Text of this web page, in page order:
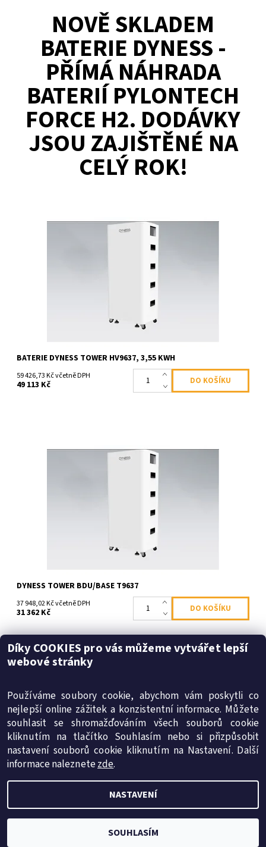
NOVĚ SKLADEM
BATERIE DYNESS -
PŘÍMÁ NÁHRADA
BATERIÍ PYLONTECH
FORCE H2. DODÁVKY
JSOU ZAJIŠTĚNÉ NA
CELÝ ROK!
Dyness Tower Battery Module HV9637; HV Battery LiFePO, 96V,
3.55 KWh, více než 6 000 ( 95% vybití ). Záruka 10 let (7 + 3 roky po
BATERIE DYNESS TOWER HV9637, 3,55 KWH
59 426,73 Kč včetně DPH
49 113 Kč
Řídící modul BMS pro Dyness Tower
Skladem >100 ks
DYNESS TOWER BDU/BASE T9637
37 948,02 Kč včetně DPH
31 362 Kč
FOTOVOLTAICKÉ PANELY,
FOTOVOLTAIKA - INSOLAR.CZ
SMT-energy s.r.o. Obchodní podmínky | Reklamační řád
| Ochrana osobních údajů | Cookies
2026 © internetový obchod insolar.cz, všechna práva vyhrazena
Vytvořil Shoptet
Díky COOKIES pro vás můžeme vytvářet lepší
webové stránky
Používáme soubory cookie, abychom vám poskytli co
nejlepší online zážitek a konzistentní informace. Můžete
souhlasit se shromažďováním všech souborů cookie
kliknutím na tlačítko Souhlasím nebo si přizpůsobit
nastavení souborů cookie kliknutím na Nastavení. Další
informace naleznetezde.
NASTAVENÍ
SOUHLASÍM